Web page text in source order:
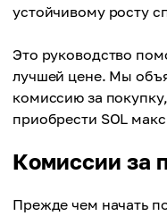
устойчивому росту
Это руководство
лучшей цене. Мы
комиссию за
приобрести SOL
Комиссии за
Прежде чем начать